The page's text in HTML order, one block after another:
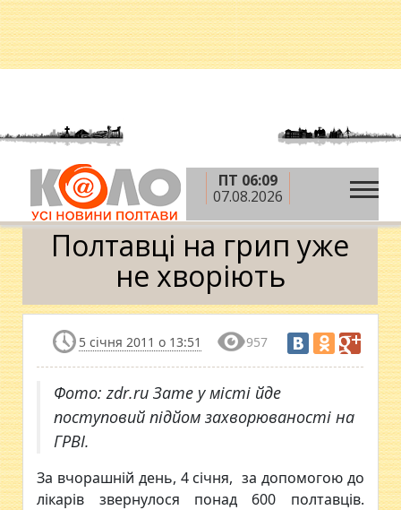
ПТ 06:09
07.08.2026
Головна » Новини » Здоров'я »Полтавці на
грип уже не хворіють
Полтавці на грип уже
не хворіють
5 січня 2011 о 13:51 957
Фото: zdr.ru Зате у місті йде
поступовий підйом захворюваності на
ГРВІ.
За вчорашній день, 4 січня, за допомогою до
лікарів звернулося понад 600 полтавців.